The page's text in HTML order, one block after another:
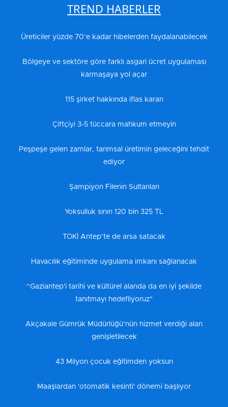
TREND HABERLER
Üreticiler yüzde 70’e kadar hibelerden faydalanabilecek
Bölgeye ve sektöre göre farklı asgari ücret uygulaması
karmaşaya yol açar
115 şirket hakkında iflas kararı
Çiftçiyi 3-5 tüccara mahkum etmeyin
Peşpeşe gelen zamlar, tarımsal üretimin geleceğini tehdit
ediyor
Şampiyon Filenin Sultanları
Yoksulluk sınırı 120 bin 325 TL
TOKİ Antep’te de arsa satacak
Havacılık eğitiminde uygulama imkanı sağlanacak
“Gaziantep'i tarihi ve kültürel alanda da en iyi şekilde
tanıtmayı hedefliyoruz"
Akçakale Gümrük Müdürlüğü’nün hizmet verdiği alan
genişletilecek
43 Milyon çocuk eğitimden yoksun
Maaşlardan 'otomatik kesinti' dönemi başlıyor